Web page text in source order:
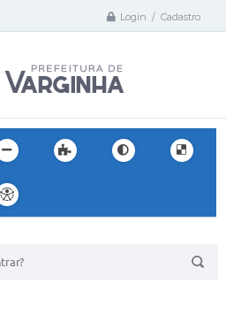
Login / Cadastro